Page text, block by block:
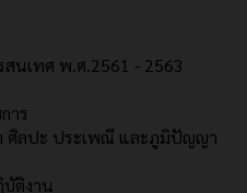
นเทศ พ.ศ.2561 - 2563
าร
ศิลปะ ประเพณี และภูมิปัญญา
ติงาน